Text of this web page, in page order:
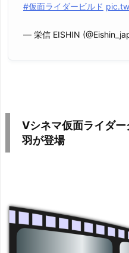
#仮面ライダービルド
— 栄信 EISHIN
Vシネマ仮面ライダ
羽が登場